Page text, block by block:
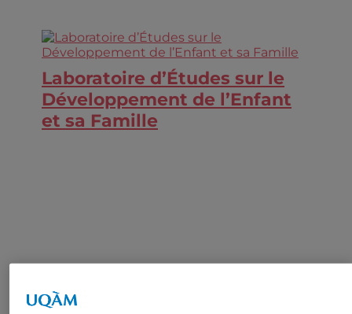
Laboratoire d’Études sur le
Développement de l’Enfant
et sa Famille